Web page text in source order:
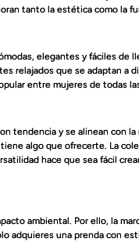
tanto la estética como la
elegantes y fáciles de
relajados que se adaptan a
entre mujeres de todas
tendencia y se alinean con la
algo que ofrecerte. La
hace que sea fácil
ambiental. Por ello, la
adquieres una prenda con